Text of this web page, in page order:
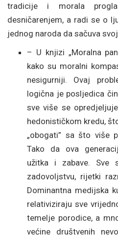
tradicije i morala
desničarenjem, a radi se o
jednog naroda da sačuva
– U knjizi „Moralna
kako su moralni
nesigurniji. Ovaj
logična je posljedica
sve više se
hedonističkom kredu,
„obogati” sa što više
Tako da ova
užitka i zabave. Sve
zadovoljstvu, rijetki
Dominantna medijska
relativiziraju sve
temelje porodice, a
većine društvenih